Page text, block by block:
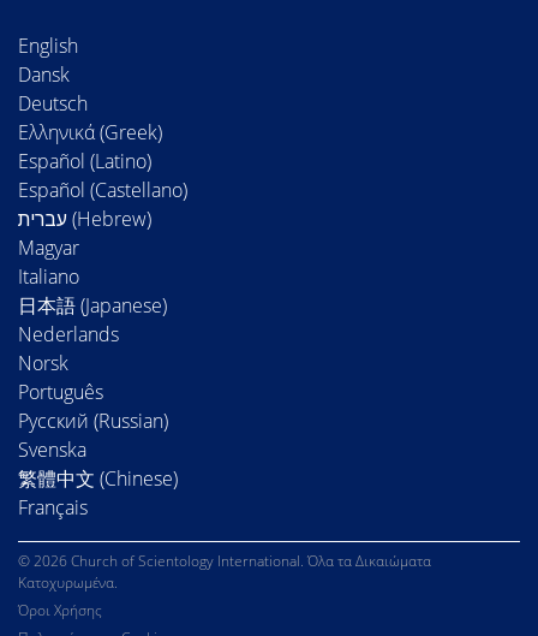
English
Dansk
Deutsch
Ελληνικά (Greek)
Español (Latino)
Español (Castellano)
Magyar
Italiano
日本語 (Japanese)
Nederlands
Norsk
Português
Русский (Russian)
Svenska
繁體中文 (Chinese)
Français
© 2026 Church of Scientology International. Όλα τα Δικαιώματα
Κατοχυρωμένα.
Όροι Χρήσης